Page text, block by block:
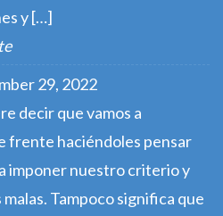
y […]
29, 2022
decir que vamos a
frente haciéndoles pensar
imponer nuestro criterio y
Tampoco significa que